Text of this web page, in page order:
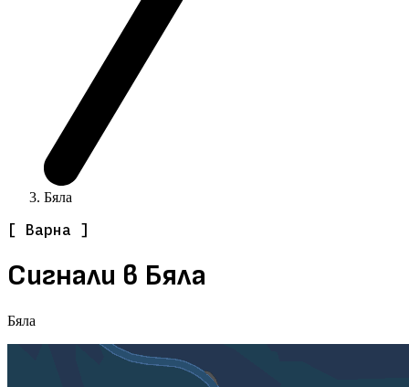
Бяла
[ Варна ]
Сигнали в Бяла
Бяла